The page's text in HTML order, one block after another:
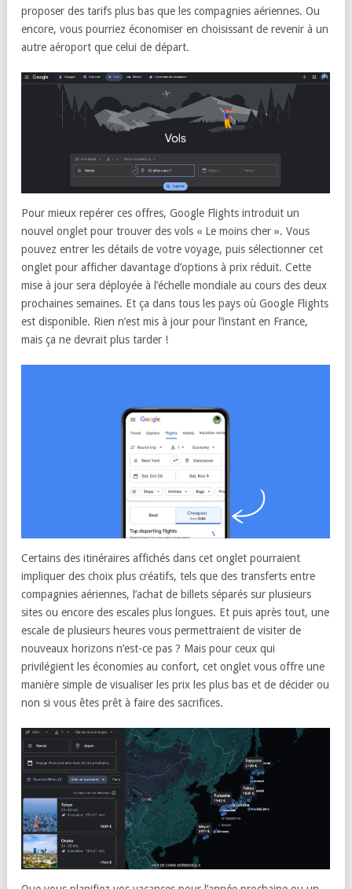
proposer des tarifs plus bas que les compagnies aériennes. Ou
encore, vous pourriez économiser en choisissant de revenir à un
autre aéroport que celui de départ.
Pour mieux repérer ces offres, Google Flights introduit un
nouvel onglet pour trouver des vols « Le moins cher ». Vous
pouvez entrer les détails de votre voyage, puis sélectionner cet
onglet pour afficher davantage d’options à prix réduit. Cette
mise à jour sera déployée à l’échelle mondiale au cours des deux
prochaines semaines. Et ça dans tous les pays où Google Flights
est disponible. Rien n’est mis à jour pour l’instant en France,
mais ça ne devrait plus tarder !
Certains des itinéraires affichés dans cet onglet pourraient
impliquer des choix plus créatifs, tels que des transferts entre
compagnies aériennes, l’achat de billets séparés sur plusieurs
sites ou encore des escales plus longues. Et puis après tout, une
escale de plusieurs heures vous permettraient de visiter de
nouveaux horizons n’est-ce pas ? Mais pour ceux qui
privilégient les économies au confort, cet onglet vous offre une
manière simple de visualiser les prix les plus bas et de décider ou
non si vous êtes prêt à faire des sacrifices.